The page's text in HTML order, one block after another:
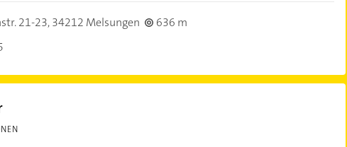
21-23,34212 Melsungen
636 m